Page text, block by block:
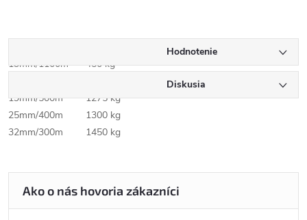
13mm/1100m
450 kg
19mm/500m
1275 kg
25mm/400m
1300 kg
32mm/300m
1450 kg
Hodnotenie
Diskusia